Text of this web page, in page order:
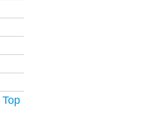
Top